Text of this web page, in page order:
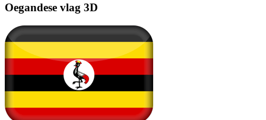
Oegandese vlag 3D